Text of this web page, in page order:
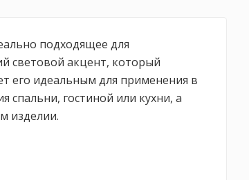
подходящее для
световой акцент, который
его идеальным для применения в
гостиной или кухни, а
изделии.